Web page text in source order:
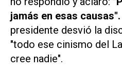
jamás en esas causas".
presidente desvió la
"todo ese cinismo del
cree nadie".